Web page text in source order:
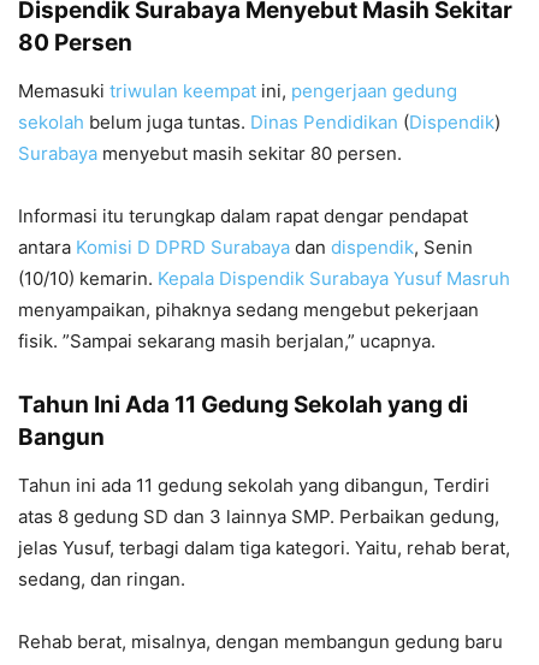
Dispendik Surabaya Menyebut Masih Sekitar
80 Persen
Memasuki triwulan keempat ini, pengerjaan gedung
sekolah belum juga tuntas. Dinas Pendidikan (Dispendik)
Surabaya menyebut masih sekitar 80 persen.
Informasi itu terungkap dalam rapat dengar pendapat
antara Komisi D DPRD Surabaya dan dispendik, Senin
(10/10) kemarin. Kepala Dispendik Surabaya Yusuf Masruh
menyampaikan, pihaknya sedang mengebut pekerjaan
fisik. ”Sampai sekarang masih berjalan,” ucapnya.
Tahun Ini Ada 11 Gedung Sekolah yang di
Bangun
Tahun ini ada 11 gedung sekolah yang dibangun, Terdiri
atas 8 gedung SD dan 3 lainnya SMP. Perbaikan gedung,
jelas Yusuf, terbagi dalam tiga kategori. Yaitu, rehab berat,
sedang, dan ringan.
Rehab berat, misalnya, dengan membangun gedung baru